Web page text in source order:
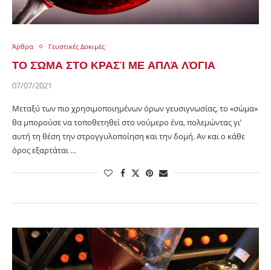
Άρθρα Γευστικές Δοκιμές
ΤΟ ΣΏΜΑ ΣΤΟ ΚΡΑΣΊ ΜΕ ΑΠΛΆ ΛΌΓΙΑ
07/07/2021
Μεταξύ των πιο χρησιμοποιημένων όρων γευσιγνωσίας, το «σώμα»
θα μπορούσε να τοποθετηθεί στο νούμερο ένα, πολεμώντας γι’
αυτή τη θέση την στρογγυλοποίηση και την δομή. Αν και ο κάθε
όρος εξαρτάται …